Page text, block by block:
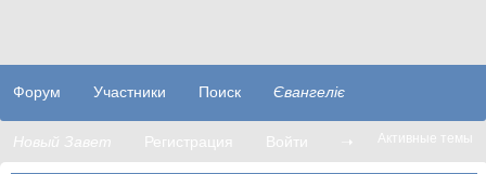
Форум Участники Поиск Євангеліє
Новый Завет Регистрация Войти ➝ Активные темы